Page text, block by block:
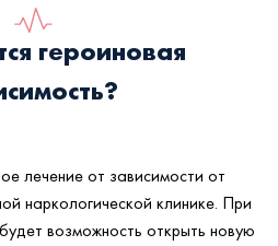
героиновая
лечение от зависимости от
наркологической клинике. При
возможность открыть новую